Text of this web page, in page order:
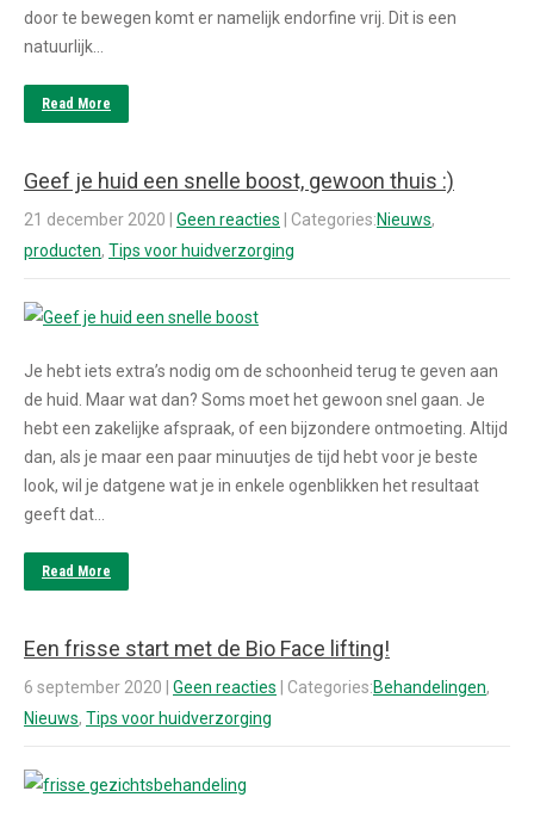
door te bewegen komt er namelijk endorfine vrij. Dit is een
natuurlijk…
Read More
Geef je huid een snelle boost, gewoon thuis :)
21 december 2020 Geen reacties | Categories:Nieuws,
producten, Tips voor huidverzorging
Je hebt iets extra’s nodig om de schoonheid terug te geven aan
de huid. Maar wat dan? Soms moet het gewoon snel gaan. Je
hebt een zakelijke afspraak, of een bijzondere ontmoeting. Altijd
dan, als je maar een paar minuutjes de tijd hebt voor je beste
look, wil je datgene wat je in enkele ogenblikken het resultaat
geeft dat…
Read More
Een frisse start met de Bio Face lifting!
6 september 2020 Geen reacties | Categories:Behandelingen,
Nieuws, Tips voor huidverzorging